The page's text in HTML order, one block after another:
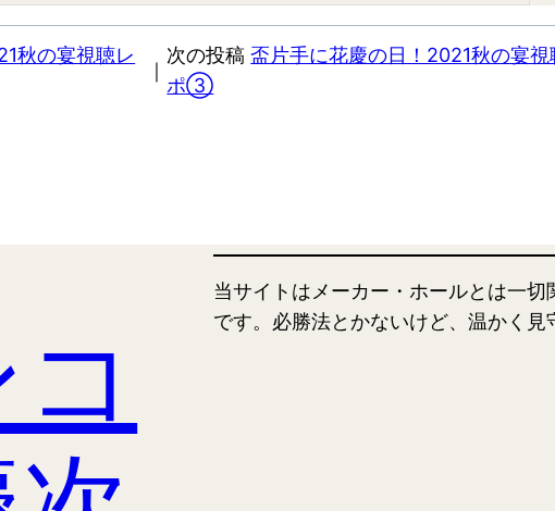
秋の宴視聴レ
｜
次の投稿 盃片手に花慶の日！2021秋の宴視
ポ③
当サイトはメーカー・ホールとは一
です。必勝法とかないけど、温かく見